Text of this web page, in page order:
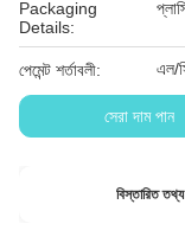
Packaging
Details:
পেমেন্ট শর্তাবলী: এল/
সেরা দাম পান
বিস্তারিত তথ্য